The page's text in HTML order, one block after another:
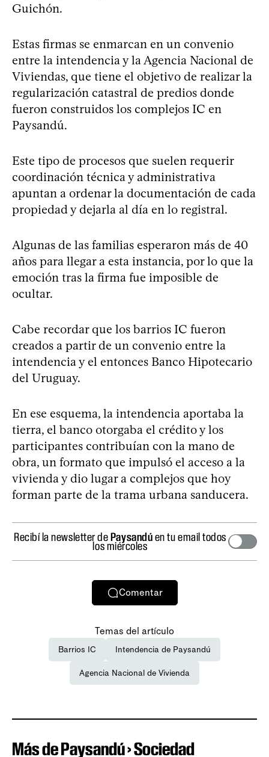
Guichón.
Estas firmas se enmarcan en un convenio
entre la intendencia y la Agencia Nacional de
Viviendas, que tiene el objetivo de realizar la
regularización catastral de predios donde
fueron construidos los complejos IC en
Paysandú.
Este tipo de procesos que suelen requerir
coordinación técnica y administrativa
apuntan a ordenar la documentación de cada
propiedad y dejarla al día en lo registral.
Algunas de las familias esperaron más de 40
años para llegar a esta instancia, por lo que la
emoción tras la firma fue imposible de
ocultar.
Cabe recordar que los barrios IC fueron
creados a partir de un convenio entre la
intendencia y el entonces Banco Hipotecario
del Uruguay.
En ese esquema, la intendencia aportaba la
tierra, el banco otorgaba el crédito y los
participantes contribuían con la mano de
obra, un formato que impulsó el acceso a la
vivienda y dio lugar a complejos que hoy
forman parte de la trama urbana sanducera.
Recibí la newsletter dePaysandúen tu email todos
los miércoles
Comentar
Temas del artículo
Barrios IC Intendencia de Paysandú
Agencia Nacional de Vivienda
Más de Paysandú › Sociedad